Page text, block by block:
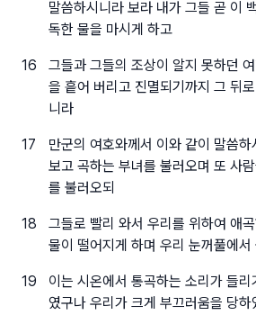
말씀하시니라 보라 내가 그들 곧 이
독한 물을 마시게 하고
16
그들과 그들의 조상이 알지 못하던
을 흩어 버리고 진멸되기까지 그 뒤
니라
17
만군의 여호와께서 이와 같이 말씀
보고 곡하는 부녀를 불러오며 또 사
를 불러오되
18
그들로 빨리 와서 우리를 위하여 애
물이 떨어지게 하며 우리 눈꺼풀에
19
이는 시온에서 통곡하는 소리가 들
였구나 우리가 크게 부끄러움을 당